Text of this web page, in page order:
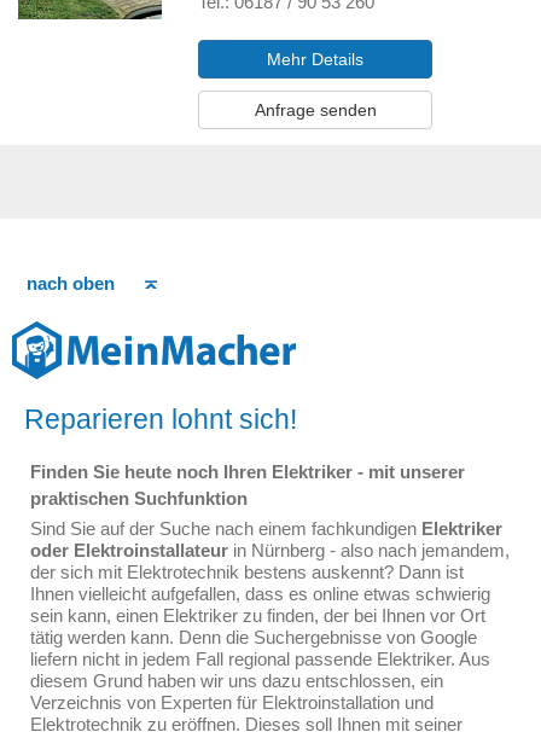
Mehr Details
Anfrage senden
nach oben
Reparieren lohnt sich!
Finden Sie heute noch Ihren Elektriker - mit unserer
praktischen Suchfunktion
Sind Sie auf der Suche nach einem fachkundigen Elektriker
oder Elektroinstallateur in Nürnberg - also nach jemandem,
der sich mit Elektrotechnik bestens auskennt? Dann ist
Ihnen vielleicht aufgefallen, dass es online etwas schwierig
sein kann, einen Elektriker zu finden, der bei Ihnen vor Ort
tätig werden kann. Denn die Suchergebnisse von Google
liefern nicht in jedem Fall regional passende Elektriker. Aus
diesem Grund haben wir uns dazu entschlossen, ein
Verzeichnis von Experten für Elektroinstallation und
Elektrotechnik zu eröffnen. Dieses soll Ihnen mit seiner